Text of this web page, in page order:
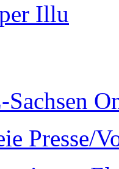
Illu
Sachsen
Presse/